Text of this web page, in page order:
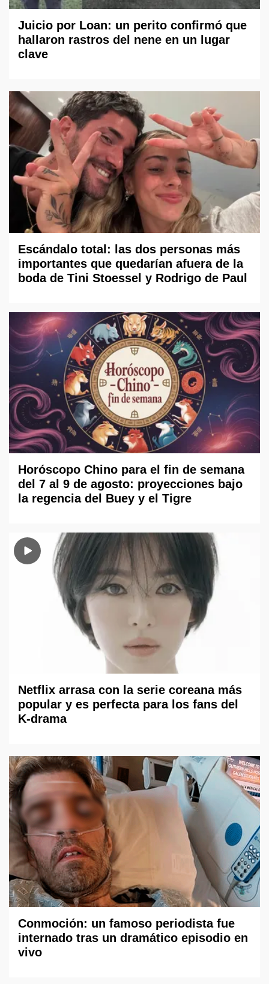
Juicio por Loan: un perito confirmó que
hallaron rastros del nene en un lugar
clave
Escándalo total: las dos personas más
importantes que quedarían afuera de la
boda de Tini Stoessel y Rodrigo de Paul
Horóscopo Chino para el fin de semana
del 7 al 9 de agosto: proyecciones bajo
la regencia del Buey y el Tigre
Netflix arrasa con la serie coreana más
popular y es perfecta para los fans del
K-drama
Conmoción: un famoso periodista fue
internado tras un dramático episodio en
vivo